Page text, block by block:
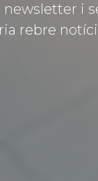
newsletter i
rebre